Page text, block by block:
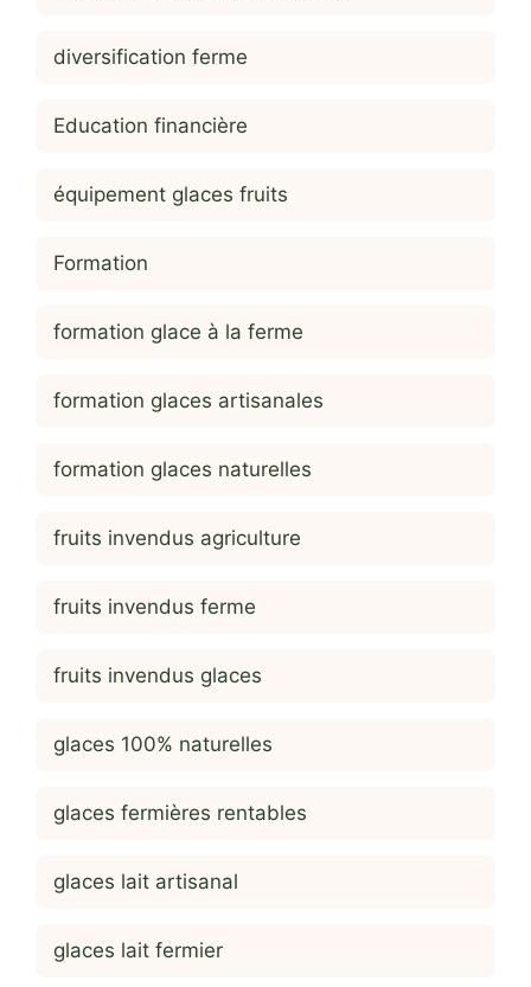
diversification ferme
Education financière
équipement glaces fruits
Formation
formation glace à la ferme
formation glaces artisanales
formation glaces naturelles
fruits invendus agriculture
fruits invendus ferme
fruits invendus glaces
glaces 100% naturelles
glaces fermières rentables
glaces lait artisanal
glaces lait fermier